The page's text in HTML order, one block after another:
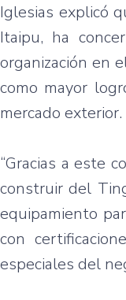
Iglesias explicó
Itaipu, ha
organización en
como mayor
mercado exterior.
“Gracias aeste
construir del
equipamiento
con
especiales del